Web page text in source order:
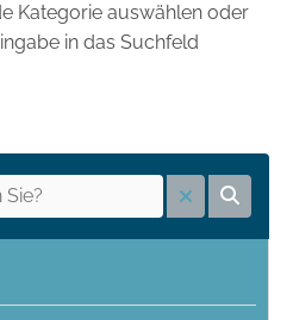
Kategorie auswählen oder
in das Suchfeld